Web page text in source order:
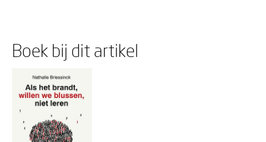
Boek bij dit artikel